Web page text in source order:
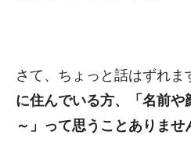
さて、ちょっと話はずれま
に住んでいる方、「名前
～」って思うことありませ